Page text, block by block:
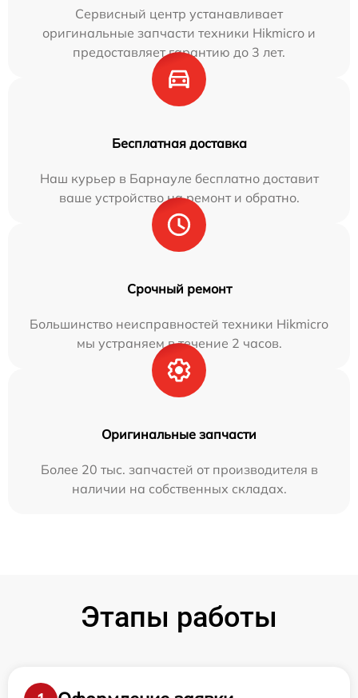
Сервисный центр устанавливает
оригинальные запчасти техники Hikmicro и
предоставляет гарантию до 3 лет.
Бесплатная доставка
Наш курьер в Барнауле бесплатно доставит
ваше устройство на ремонт и обратно.
Срочный ремонт
Большинство неисправностей техники Hikmicro
мы устраняем в течение 2 часов.
Оригинальные запчасти
Более 20 тыс. запчастей от производителя в
наличии на собственных складах.
Этапы работы